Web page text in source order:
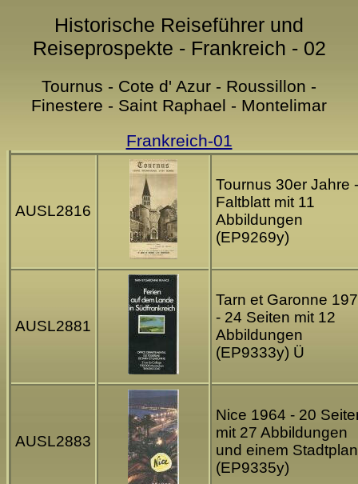
Historische Reiseführer und
Reiseprospekte - Frankreich - 02
Tournus - Cote d' Azur - Roussillon -
Finestere - Saint Raphael - Montelimar
Frankreich-01
AUSL2816
Tournus 30er Jahre -
Faltblatt mit 11
Abbildungen
(EP9269y)
AUSL2881
Tarn et Garonne
- 24 Seiten mit 12
Abbildungen
(EP9333y) Ü
AUSL2883
Nice 1964 - 20
mit 27 Abbildungen
und einem Stadtplan
(EP9335y)